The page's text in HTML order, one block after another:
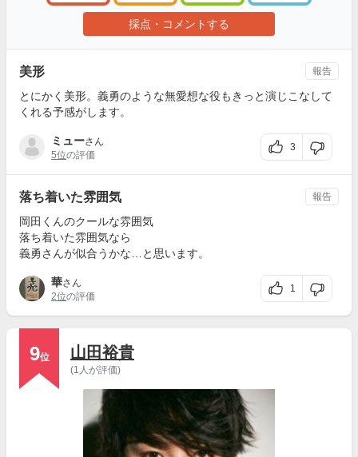
採点・コメントする
美形
とにかく美形。義勇のような無愛想な役もきっと演じこなして
くれる予感がします。
ミューさん
5位の評価
3
報告
落ち着いた雰囲気
岡田くんのクールな雰囲気
落ち着いた雰囲気なら
義勇さんが似合うかな…と思います。
華さん
2位の評価
1
報告
9位 山田裕貴
(1人が評価)